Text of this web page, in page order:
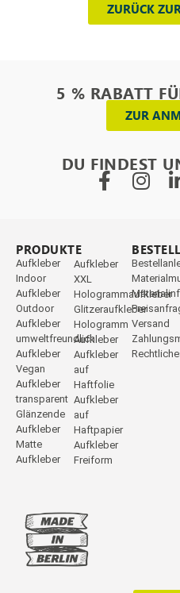
ZURÜCK
5 % RABATT
ZUR
DU FINDEST
PRODUKTE
Aufkleber
Indoor
Aufkleber
Outdoor
Aufkleber
umweltfreundlich
Aufkleber
Vegan
Aufkleber
transparent
Glänzende
Aufkleber
Matte
Aufkleber
_
Aufkleber
XXL
Hologrammaufkleber
Glitzeraufkleber
Hologramm
Aufkleber
Aufkleber
auf
Haftfolie
Aufkleber
auf
Haftpapier
Aufkleber
Freiform
Versand